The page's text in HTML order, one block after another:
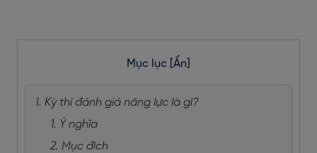
Mục lục [Ẩn]
I. Kỳ thi đánh giá năng lực là gì?
1. Ý nghĩa
2. Mục đích